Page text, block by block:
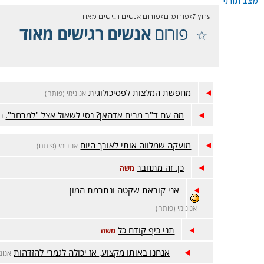
ערוץ 7 פורומים פורום אנשים רגישים מאוד
פורוםאנשים רגישים מאוד
מחפשת המלצות לפסיכולוגית אנונימי (פותח)
מה עם ד"ר מרים אדהאן? נסי לשאול אצל "למרחב".
מועקה שמלווה אותי לאורך היום אנונימי (פותח)
כן. זה מתחבר משה
אני קוראת שקטה ונתרמת המון
אנונימי (פותח)
תני כיף קודם כל משה
אנחנו באותו מקצוע, אז יכולה לגמרי להזדהות